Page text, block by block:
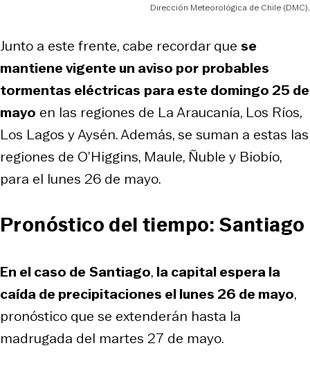
Dirección Meteorológica de Chile (DMC).
Junto a este frente, cabe recordar que se
mantiene vigente un aviso por probables
tormentas eléctricas para este domingo 25 de
mayo en las regiones de La Araucanía, Los Ríos,
Los Lagos y Aysén. Además, se suman a estas las
regiones de O’Higgins, Maule, Ñuble y Biobío,
para el lunes 26 de mayo.
Pronóstico del tiempo: Santiago
En el caso deSantiago, la capital espera la
caída de precipitaciones el lunes 26 de mayo,
pronóstico que se extenderán hasta la
madrugada del martes 27 de mayo.